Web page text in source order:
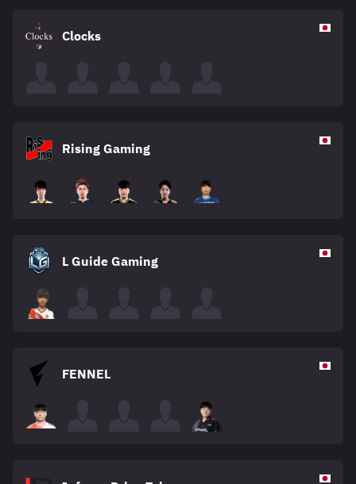
Clocks
Rising Gaming
L Guide Gaming
FENNEL